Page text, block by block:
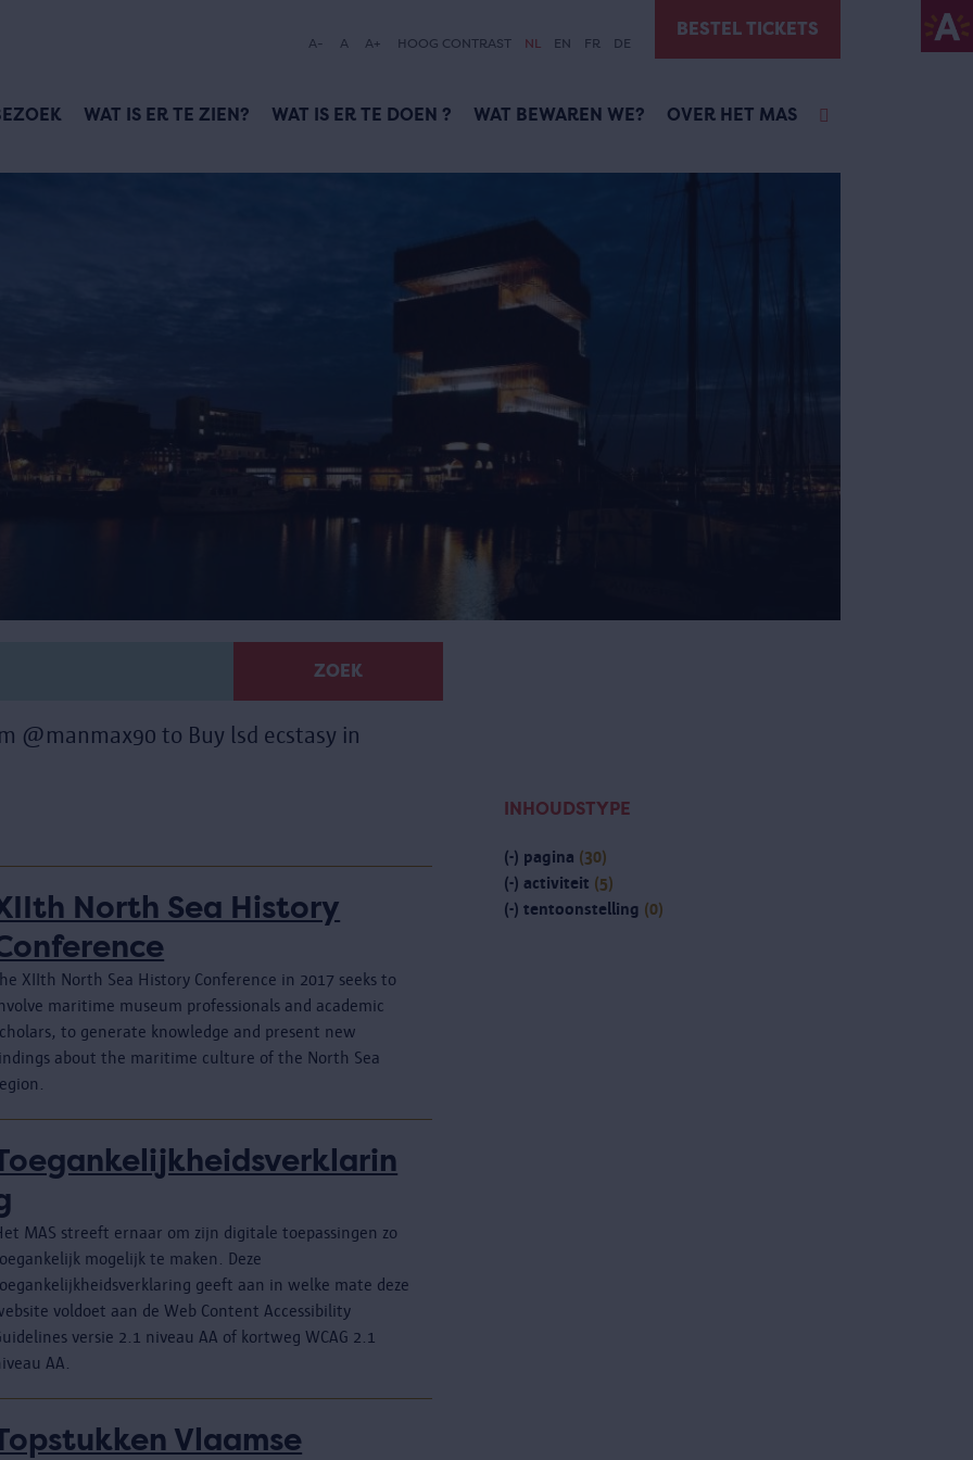
A- A A+ HOOG CONTRAST NL EN FR DE
BESTEL TICKETS
WAT IS ER TE ZIEN? WAT IS ER TE DOEN ? WAT BEWAREN WE? OVER HET MAS
ZOEK
@manmax90 to Buy lsd ecstasy in
INHOUDSTYPE
(-) pagina (30)
(-) activiteit (5)
(-) tentoonstelling (0)
North Sea History
XIIth North Sea History Conference in 2017 seeks to
maritime museum professionals and academic
to generate knowledge and present new
about the maritime culture of the North Sea
MAS streeft ernaar om zijn digitale toepassingen zo
mogelijk te maken. Deze
geeft aan in welke mate deze
voldoet aan de Web Content Accessibility
versie 2.1 niveau AA of kortweg WCAG 2.1
AA.
Vlaamse